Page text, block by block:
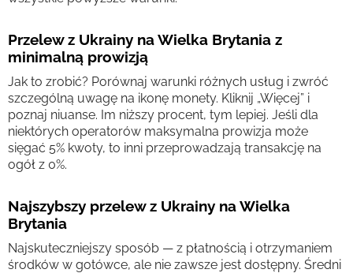
Przelew z Ukrainy na Wielka Brytania z
minimalną prowizją
Jak to zrobić? Porównaj warunki różnych usług i zwróć
szczególną uwagę na ikonę monety. Kliknij „Więcej” i
poznaj niuanse. Im niższy procent, tym lepiej. Jeśli dla
niektórych operatorów maksymalna prowizja może
sięgać 5% kwoty, to inni przeprowadzają transakcję na
ogół z 0%.
Najszybszy przelew z Ukrainy na Wielka
Brytania
Najskuteczniejszy sposób — z płatnością i otrzymaniem
środków w gotówce, ale nie zawsze jest dostępny. Średni